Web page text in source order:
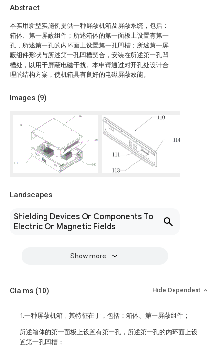
Abstract
本实用新型实施例提供一种屏蔽机箱及屏蔽系统，包括：
箱体、第一屏蔽组件；所述箱体的第一面板上设置有第一
孔，所述第一孔的内环面上设置第一孔凹槽；所述第一屏
蔽组件形状与所述第一孔凹槽契合，安装在所述第一孔凹
槽处，以用于屏蔽电磁干扰。本申请通过对开孔处设计合
理的结构方案，使机箱具有良好的电磁屏蔽效能。
Images (9)
Landscapes
Shielding Devices Or Components To
Electric Or Magnetic Fields
Show more
Claims (10) Hide Dependent
1.一种屏蔽机箱，其特征在于，包括：箱体、第一屏蔽组件；
所述箱体的第一面板上设置有第一孔，所述第一孔的内环面上设
置第一孔凹槽；